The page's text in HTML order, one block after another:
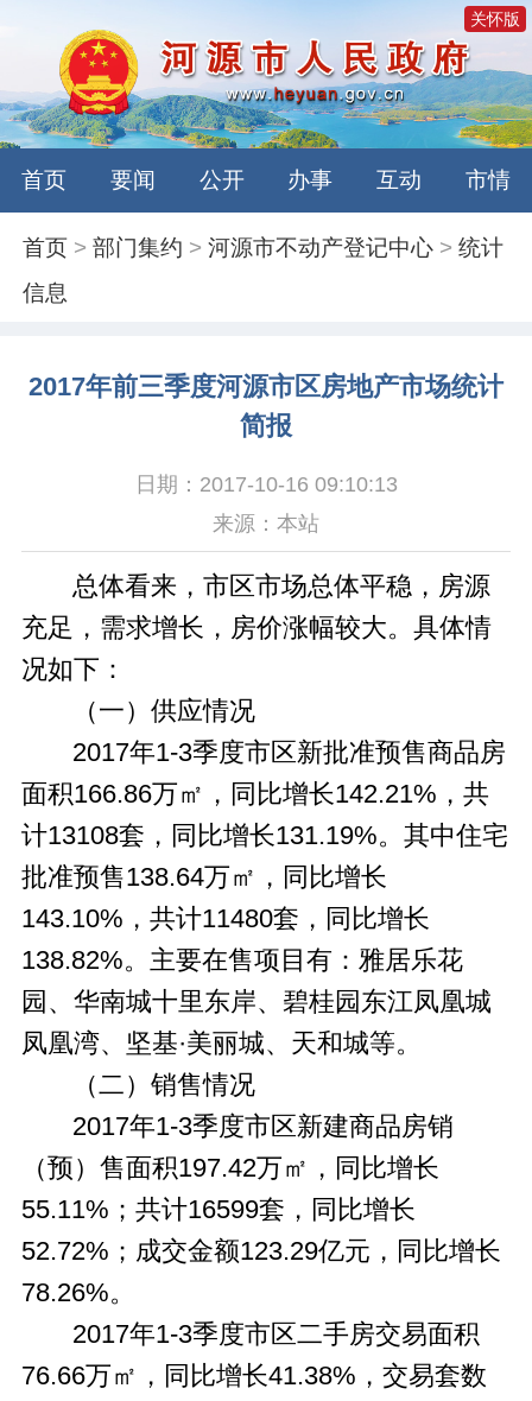
关怀版
首页 要闻 公开 办事 互动 市情
首页 >部门集约 >河源市不动产登记中心 >统计
信息
2017年前三季度河源市区房地产市场统计
简报
日期：2017-10-16 09:10:13
来源：本站
总体看来，市区市场总体平稳，房源
充足，需求增长，房价涨幅较大。具体情
况如下：
（一）供应情况
2017年1-3季度市区新批准预售商品房
面积166.86万㎡，同比增长142.21%，共
计13108套，同比增长131.19%。其中住宅
批准预售138.64万㎡，同比增长
143.10%，共计11480套，同比增长
138.82%。主要在售项目有：雅居乐花
园、华南城十里东岸、碧桂园东江凤凰城
凤凰湾、坚基·美丽城、天和城等。
（二）销售情况
2017年1-3季度市区新建商品房销
（预）售面积197.42万㎡，同比增长
55.11%；共计16599套，同比增长
52.72%；成交金额123.29亿元，同比增长
78.26%。
2017年1-3季度市区二手房交易面积
76.66万㎡，同比增长41.38%，交易套数